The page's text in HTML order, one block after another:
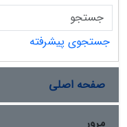
جستجوی پیشرفته
صفحه اصلی
مرور